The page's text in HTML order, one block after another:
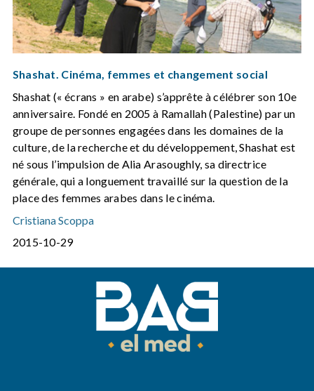
Shashat. Cinéma, femmes et changement social
Shashat (« écrans » en arabe) s’apprête à célébrer son 10e
anniversaire. Fondé en 2005 à Ramallah (Palestine) par un
groupe de personnes engagées dans les domaines de la
culture, de la recherche et du développement, Shashat est
né sous l’impulsion de Alia Arasoughly, sa directrice
générale, qui a longuement travaillé sur la question de la
place des femmes arabes dans le cinéma.
Cristiana Scoppa
2015-10-29